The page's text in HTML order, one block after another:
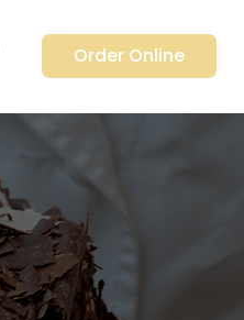
Order Online